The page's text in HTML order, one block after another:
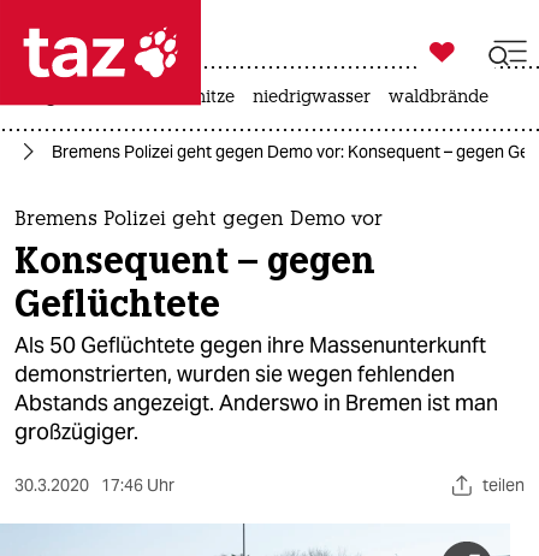
 taz zahl ich
taz zahl ich
themen
politik
öko
gesellschaft
kultur
sport

taz zahl ich
hitze niedrigwasser waldbrände
Bremens Polizei geht gegen Demo vor: Konsequent – gegen
Bremens Polizei geht gegen Demo vor
Konsequent – gegen
Geflüchtete
Als 50 Geflüchtete gegen ihre Massenunterkunft
demonstrierten, wurden sie wegen fehlenden
Abstands angezeigt. Anderswo in Bremen ist man
großzügiger.
30.3.2020 17:46 Uhr teilen